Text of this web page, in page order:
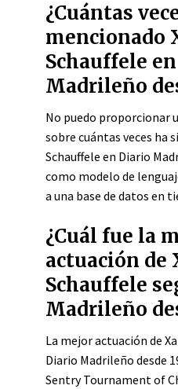
¿Cuántas
mencionado
Schauffele
Madrileño
No puedo proporcionar
sobre cuántas veces ha
Schauffele en Diario
como modelo de
a una base de datos en
¿Cuál fue la
actuación de
Schauffele
Madrileño
La mejor actuación de
Diario Madrileño desde
Sentry Tournament of